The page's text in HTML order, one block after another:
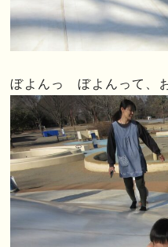
ぼよんっ ぼよんって、